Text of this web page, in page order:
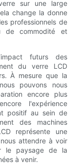
sur une large
change la donne
professionnels de
de commodité et
futurs des
du verre LCD
À mesure que la
pouvons nous
encore plus
l'expérience
positif au sein de
des machines
représente une
attendre à voir
le paysage de la
à venir.